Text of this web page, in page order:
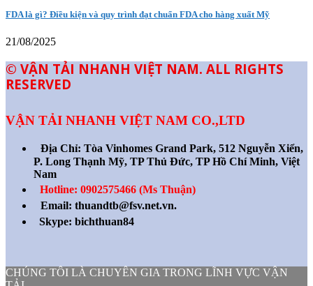
FDA là gì? Điều kiện và quy trình đạt chuẩn FDA cho hàng xuất Mỹ
21/08/2025
© VẬN TẢI NHANH VIỆT NAM. ALL RIGHTS
RESERVED
VẬN TẢI NHANH VIỆT NAM CO.,LTD
Địa Chỉ: Tòa Vinhomes Grand Park, 512 Nguyễn Xiển,
P. Long Thạnh Mỹ, TP Thủ Đức, TP Hồ Chí Minh, Việt
Nam
Hotline: 0902575466 (Ms Thuận)
Email: thuandtb@fsv.net.vn.
Skype: bichthuan84
CHÚNG TÔI LÀ CHUYÊN GIA TRONG LĨNH VỰC VẬN